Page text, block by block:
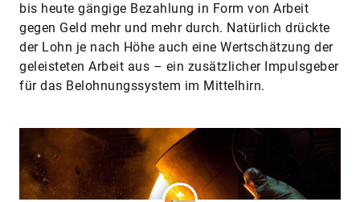
bis heute gängige Bezahlung in Form von Arbeit
gegen Geld mehr und mehr durch. Natürlich drückte
der Lohn je nach Höhe auch eine Wertschätzung der
geleisteten Arbeit aus – ein zusätzlicher Impulsgeber
für das Belohnungssystem im Mittelhirn.